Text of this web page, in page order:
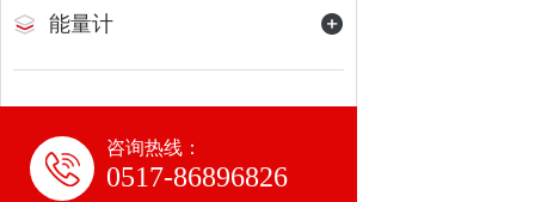
能量计
咨询热线：
0517-86896826